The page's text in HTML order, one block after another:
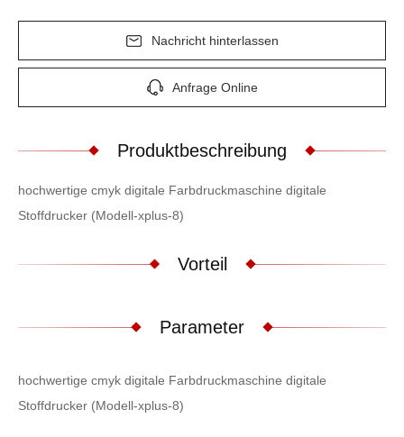
Nachricht hinterlassen
Anfrage Online
Produktbeschreibung
hochwertige cmyk digitale Farbdruckmaschine digitale
Stoffdrucker (Modell-xplus-8)
Vorteil
Parameter
hochwertige cmyk digitale Farbdruckmaschine digitale
Stoffdrucker (Modell-xplus-8)